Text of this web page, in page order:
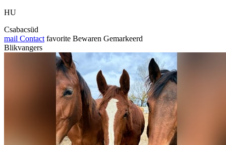
HU
Csabacsüd
mail Contact favorite Bewaren Gemarkeerd
Blikvangers